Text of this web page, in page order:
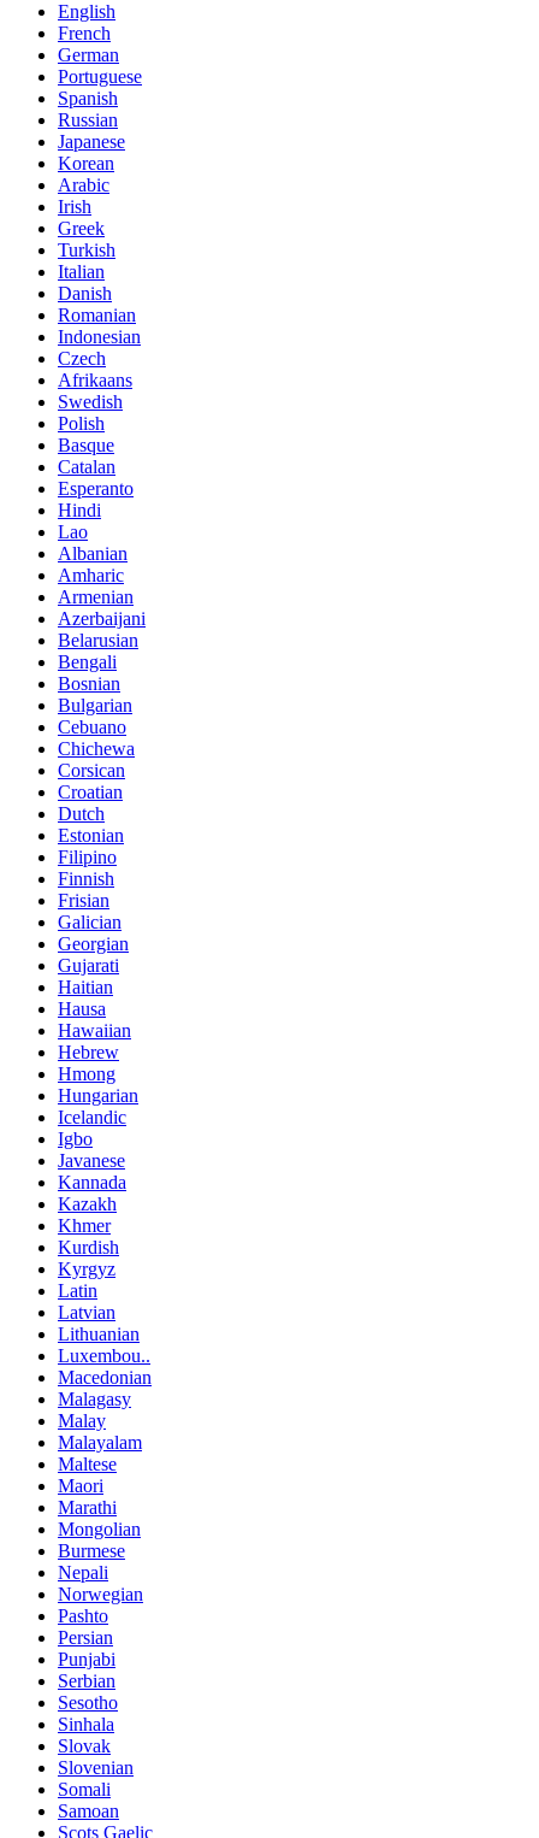
English
French
German
Portuguese
Spanish
Russian
Japanese
Korean
Arabic
Irish
Greek
Turkish
Italian
Danish
Romanian
Indonesian
Czech
Afrikaans
Swedish
Polish
Basque
Catalan
Esperanto
Hindi
Lao
Albanian
Amharic
Armenian
Azerbaijani
Belarusian
Bengali
Bosnian
Bulgarian
Cebuano
Chichewa
Corsican
Croatian
Dutch
Estonian
Filipino
Finnish
Frisian
Galician
Georgian
Gujarati
Haitian
Hausa
Hawaiian
Hebrew
Hmong
Hungarian
Icelandic
Igbo
Javanese
Kannada
Kazakh
Khmer
Kurdish
Kyrgyz
Latin
Latvian
Lithuanian
Luxembou..
Macedonian
Malagasy
Malay
Malayalam
Maltese
Maori
Marathi
Mongolian
Burmese
Nepali
Norwegian
Pashto
Persian
Punjabi
Serbian
Sesotho
Sinhala
Slovak
Slovenian
Somali
Samoan
Scots Gaelic